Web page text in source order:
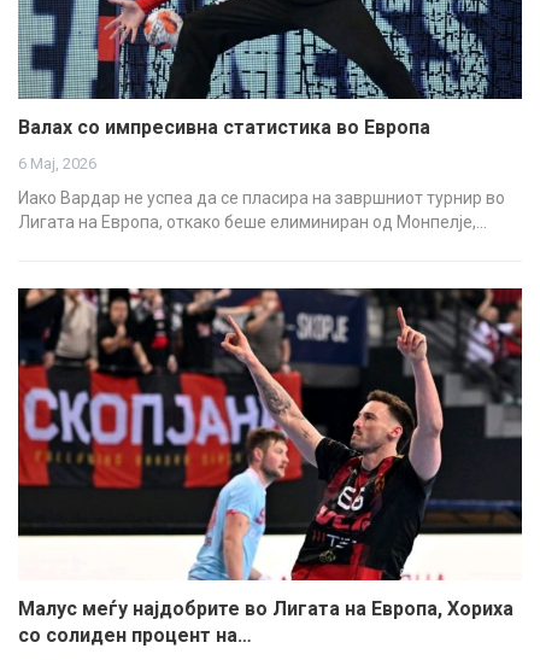
Валах со импресивна статистика во Европа
6 Мај, 2026
Иако Вардар не успеа да се пласира на завршниот турнир во
Лигата на Европа, откако беше елиминиран од Монпелје,…
Малус меѓу најдобрите во Лигата на Европа, Хориха
со солиден процент на…